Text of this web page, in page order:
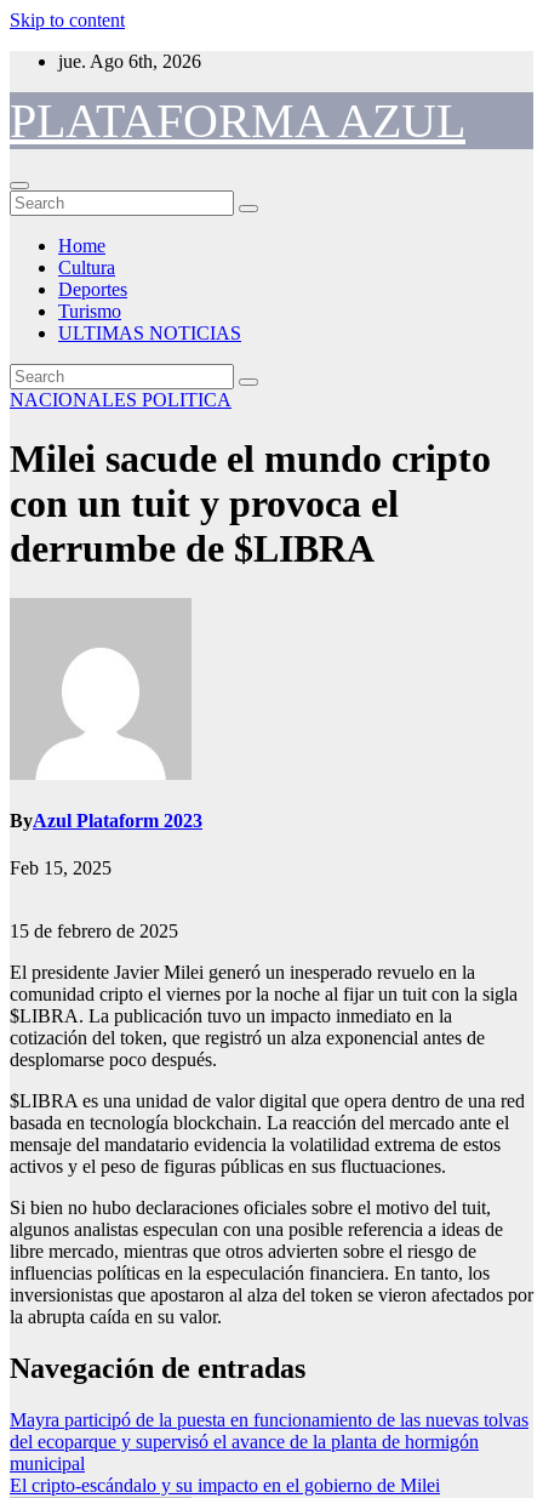
Skip to content
jue. Ago 6th, 2026
PLATAFORMA AZUL
Home
Cultura
Deportes
Turismo
ULTIMAS NOTICIAS
NACIONALES POLITICA
Milei sacude el mundo cripto
con un tuit y provoca el
derrumbe de $LIBRA
ByAzul Plataform 2023
Feb 15, 2025
15 de febrero de 2025
El presidente Javier Milei generó un inesperado revuelo en la
comunidad cripto el viernes por la noche al fijar un tuit con la sigla
$LIBRA. La publicación tuvo un impacto inmediato en la
cotización del token, que registró un alza exponencial antes de
desplomarse poco después.
$LIBRA es una unidad de valor digital que opera dentro de una red
basada en tecnología blockchain. La reacción del mercado ante el
mensaje del mandatario evidencia la volatilidad extrema de estos
activos y el peso de figuras públicas en sus fluctuaciones.
Si bien no hubo declaraciones oficiales sobre el motivo del tuit,
algunos analistas especulan con una posible referencia a ideas de
libre mercado, mientras que otros advierten sobre el riesgo de
influencias políticas en la especulación financiera. En tanto, los
inversionistas que apostaron al alza del token se vieron afectados por
la abrupta caída en su valor.
Navegación de entradas
Mayra participó de la puesta en funcionamiento de las nuevas tolvas
del ecoparque y supervisó el avance de la planta de hormigón
municipal
El cripto-escándalo y su impacto en el gobierno de Milei